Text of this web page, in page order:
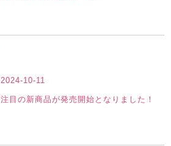
2024-10-11
注目の新商品が発売開始となりました！